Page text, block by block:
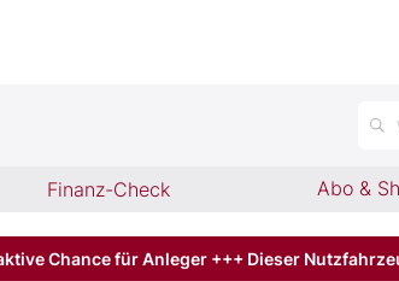
Finanz-Check Abo &
Chance für Anleger +++ Dieser